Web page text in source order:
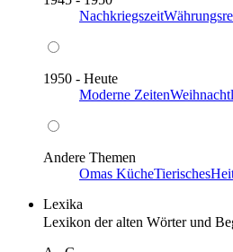
Nachkriegszeit
1950 - Heute
Moderne Zeiten
Andere Themen
Omas KücheTierisches
Lexika
Lexikon der alten Wörter und